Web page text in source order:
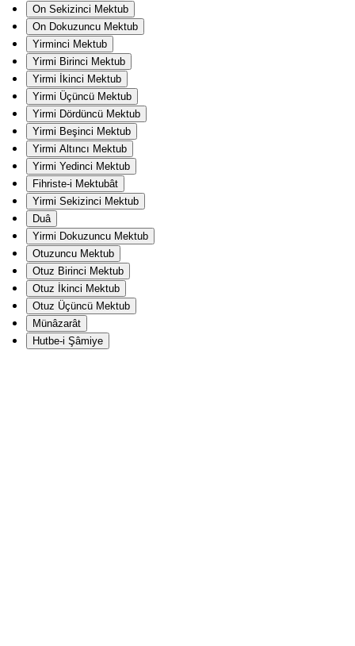
On Sekizinci Mektub
On Dokuzuncu Mektub
Yirminci Mektub
Yirmi Birinci Mektub
Yirmi İkinci Mektub
Yirmi Üçüncü Mektub
Yirmi Dördüncü Mektub
Yirmi Beşinci Mektub
Yirmi Altıncı Mektub
Yirmi Yedinci Mektub
Fihriste-i Mektubât
Yirmi Sekizinci Mektub
Duâ
Yirmi Dokuzuncu Mektub
Otuzuncu Mektub
Otuz Birinci Mektub
Otuz İkinci Mektub
Otuz Üçüncü Mektub
Münâzarât
Hutbe-i Şâmiye